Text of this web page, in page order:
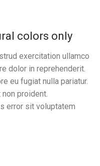
colors only
exercitation ullamco
dolor in reprehenderit.
eu fugiat nulla pariatur.
proident.
error sit voluptatem